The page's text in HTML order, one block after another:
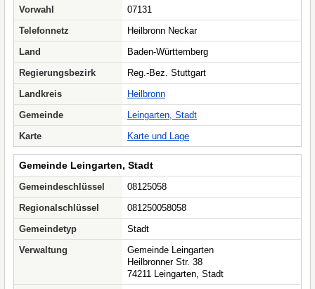
Vorwahl
07131
Telefonnetz
Heilbronn Neckar
Land
Baden-Württemberg
Regierungsbezirk
Reg.-Bez. Stuttgart
Landkreis
Heilbronn
Gemeinde
Leingarten, Stadt
Karte
Karte und Lage
Gemeinde Leingarten, Stadt
Gemeindeschlüssel
08125058
Regionalschlüssel
081250058058
Gemeindetyp
Stadt
Verwaltung
Gemeinde Leingarten
Heilbronner Str. 38
74211 Leingarten, Stadt